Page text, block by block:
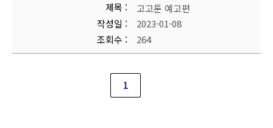
제목
고고툰 예고편
작성일
2023-01-08
조회수
264
1